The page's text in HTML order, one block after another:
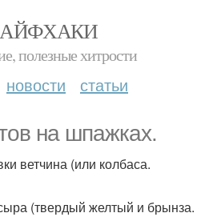
полезные хитрости
новости статьи
на шпажках.
ветчина (или колбаса.
(твердый желтый и брынза.